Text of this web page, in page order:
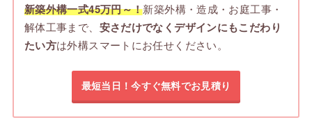
新築外構一式45万円～！新築外構・造成・お庭工事・
解体工事まで、 安さだけでなくデザインにもこだわり
たい方は外構スマートにお任せください。
最短当日！今すぐ無料でお見積り